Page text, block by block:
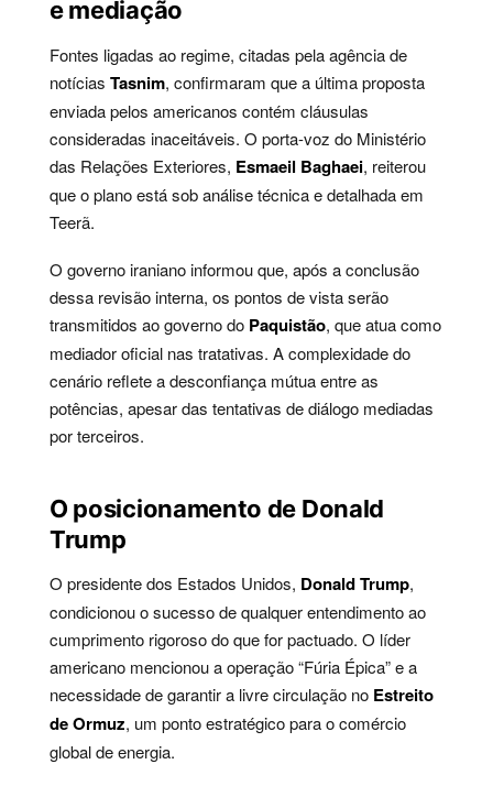
e mediação
Fontes ligadas ao regime, citadas pela agência de
notícias Tasnim, confirmaram que a última proposta
enviada pelos americanos contém cláusulas
consideradas inaceitáveis. O porta-voz do Ministério
das Relações Exteriores, Esmaeil Baghaei, reiterou
que o plano está sob análise técnica e detalhada em
Teerã.
O governo iraniano informou que, após a conclusão
dessa revisão interna, os pontos de vista serão
transmitidos ao governo do Paquistão, que atua como
mediador oficial nas tratativas. A complexidade do
cenário reflete a desconfiança mútua entre as
potências, apesar das tentativas de diálogo mediadas
por terceiros.
O posicionamento de Donald
Trump
O presidente dos Estados Unidos, Donald Trump,
condicionou o sucesso de qualquer entendimento ao
cumprimento rigoroso do que for pactuado. O líder
americano mencionou a operação “Fúria Épica” e a
necessidade de garantir a livre circulação no Estreito
de Ormuz, um ponto estratégico para o comércio
global de energia.